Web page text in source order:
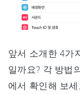
앞서 소개한 4가
일까요? 각 방법
에서 확인해 보세